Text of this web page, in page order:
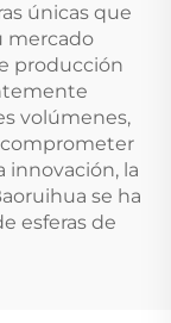
únicas que
mercado
producción
volúmenes,
innovación, la
se ha
esferas de